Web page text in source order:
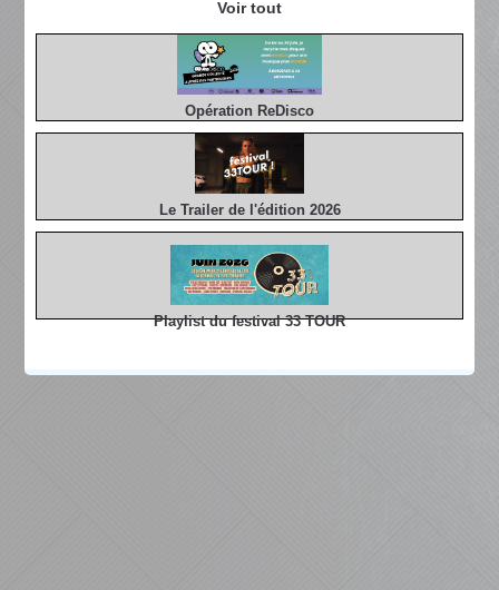
Voir tout
Opération ReDisco
Le Trailer de l'édition 2026
Playlist du festival 33 TOUR